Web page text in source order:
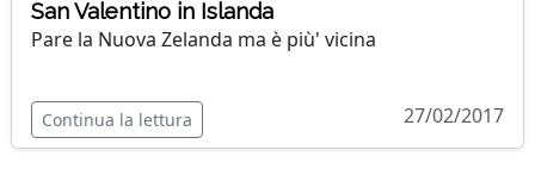
San Valentino in Islanda
Pare la Nuova Zelanda ma è più' vicina
Continua la lettura 27/02/2017